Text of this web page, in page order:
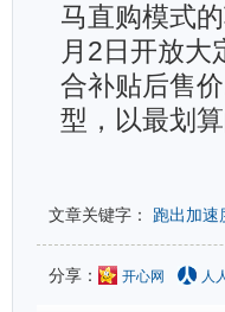
马直购模式
月2日开放大
合补贴后售
型，以最划
文章关键字： 跑出加速
分享： 开心网 人